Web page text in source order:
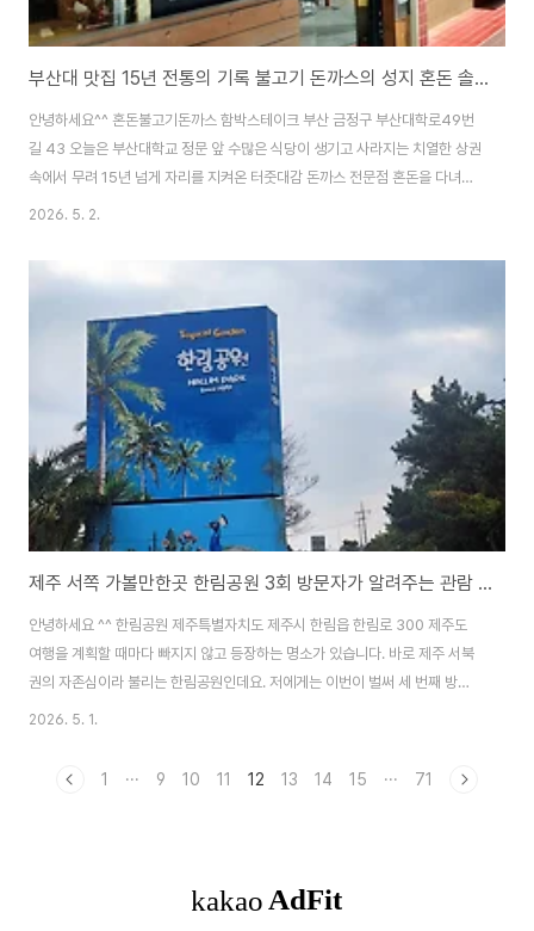
부산대 맛집 15년 전통의 기록 불고기 돈까스의 성지 혼돈 솔직 후기
안녕하세요^^ 혼돈불고기돈까스 함박스테이크 부산 금정구 부산대학로49번
길 43 오늘은 부산대학교 정문 앞 수많은 식당이 생기고 사라지는 치열한 상권
속에서 무려 15년 넘게 자리를 지켜온 터줏대감 돈까스 전문점 혼돈을 다녀왔
습니다.대학 시절의 추억이 깃든 곳이기도 하지만 최근 다시 방문했을 때 여전
공유하는 부산대 혼돈 이용 꿀팁과 수익화 포인트까지 함께 담아볼게요.1. 입구
에서 느껴지는 15년의 자부심부산대 정문 근처 골목(부산대학로 49번길)을
걷다 보면 우드 톤의 따뜻한 외관을 가진 혼돈을 만날 수 있습니다.입구에는 이
곳의 역사와 철학이 담긴 안내문이 크게 붙어 있는데요.2009년 4월 1일 한국
식 불고기 돈까스라는 새로운 ..
2026. 5. 2.
제주 서쪽 가볼만한곳 한림공원 3회 방문자가 알려주는 관람 코스 및 할인 꿀팁
안녕하세요 ^^ 한림공원 제주특별자치도 제주시 한림읍 한림로 300 제주도
여행을 계획할 때마다 빠지지 않고 등장하는 명소가 있습니다. 바로 제주 서북
권의 자존심이라 불리는 한림공원인데요. 저에게는 이번이 벌써 세 번째 방문
입니다.갈 때마다 새로운 꽃이 피어 있고 매번 다른 분위기를 자아내기에 도저
2026. 5. 1.
1 ··· 9 10 11 12 13 14 15 ··· 71